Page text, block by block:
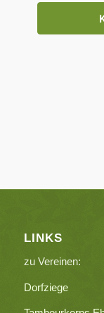
LINKS
zu Vereinen:
Dorfziege